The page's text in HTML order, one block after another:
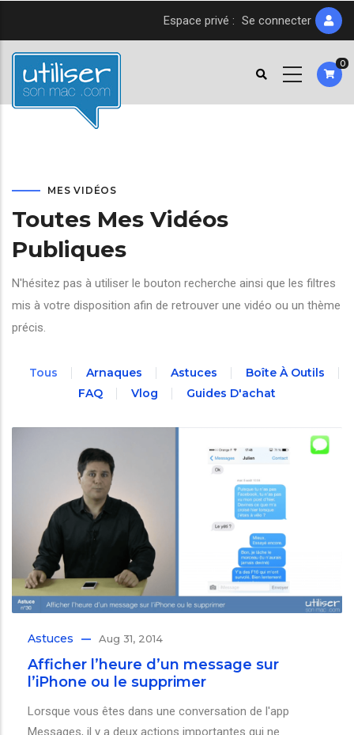
contenu
principal
Espace privé : Se connecter
0
MES VIDÉOS
Toutes Mes Vidéos
Publiques
N'hésitez pas à utiliser le bouton recherche ainsi que les filtres
mis à votre disposition afin de retrouver une vidéo ou un thème
précis.
Tous Arnaques Astuces
Boîte À Outils
FAQ
Vlog Guides D'achat
Astuces Aug 31, 2014
Afficher l’heure d’un message sur
l’iPhone ou le supprimer
Lorsque vous êtes dans une conversation de l'app
Messages, il y a deux actions importantes qui ne